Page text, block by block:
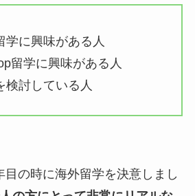
学に興味がある人
留学に興味がある人
検討している人
目の時に海外留学を決意しまし